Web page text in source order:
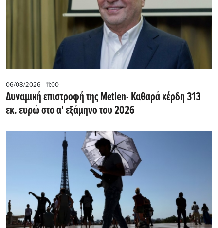
06/08/2026 - 11:00
Δυναμική επιστροφή της Metlen- Καθαρά κέρδη 313
εκ. ευρώ στο α' εξάμηνο του 2026